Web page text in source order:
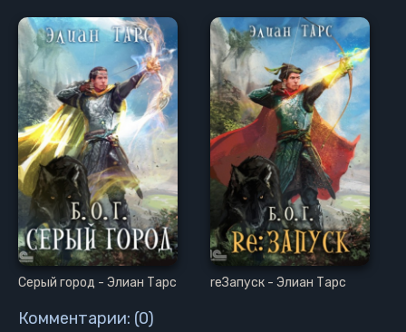
Серый город - Элиан Тарс reЗапуск - Элиан Тарс
Комментарии: (0)